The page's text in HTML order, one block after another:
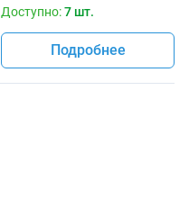
Доступно:7 шт.
Подробнее